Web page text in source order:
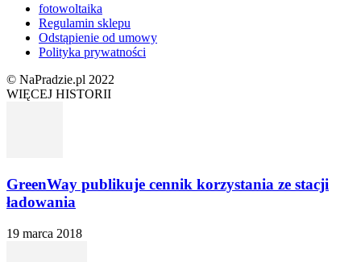
fotowoltaika
Regulamin sklepu
Odstąpienie od umowy
Polityka prywatności
© NaPradzie.pl 2022
WIĘCEJ HISTORII
GreenWay publikuje cennik korzystania ze stacji
ładowania
19 marca 2018